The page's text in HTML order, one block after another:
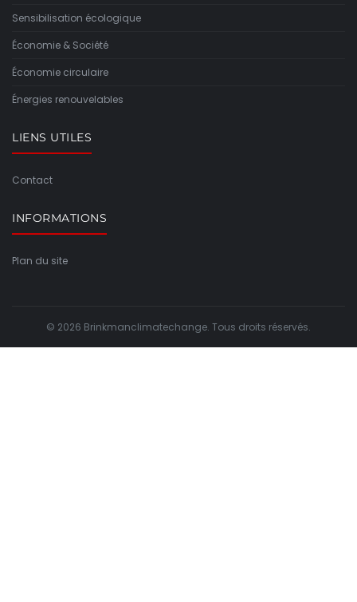
Sensibilisation écologique
Économie & Société
Économie circulaire
Énergies renouvelables
LIENS UTILES
Contact
INFORMATIONS
Plan du site
© 2026 Brinkmanclimatechange. Tous droits réservés.